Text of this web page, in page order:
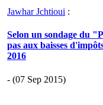
Jawhar Jchtioui :
Selon un sondage du
pas aux baisses
2016
- (07 Sep 2015)